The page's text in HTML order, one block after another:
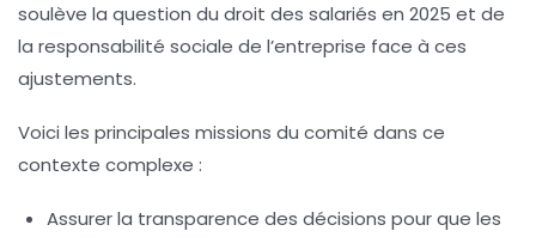
soulève la question du droit des salariés en 2025 et de
la responsabilité sociale de l’entreprise face à ces
ajustements.
Voici les principales missions du comité dans ce
contexte complexe :
Assurer la transparence des décisions pour que les